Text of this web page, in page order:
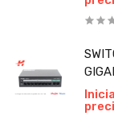
PIEZA